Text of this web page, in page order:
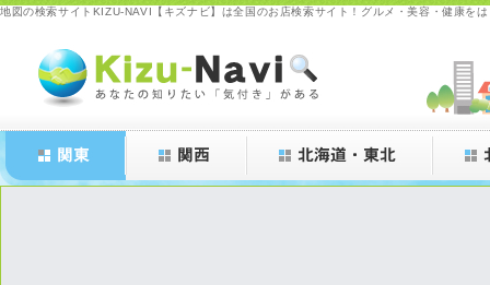
地図の検索サイトKIZU-NAVI【キズナビ】は全国のお店検索サイト！グルメ・美容・健康を